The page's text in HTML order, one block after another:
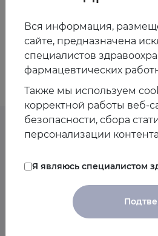
Предстоящие
мероприятия
Пока мероприятия со
Вся информация,
сайте, предназначена
специалистов
фармацевтических
Также мы используем
корректной работы веб-
безопасности, сбора
персонализации
Я являюсь специалистом